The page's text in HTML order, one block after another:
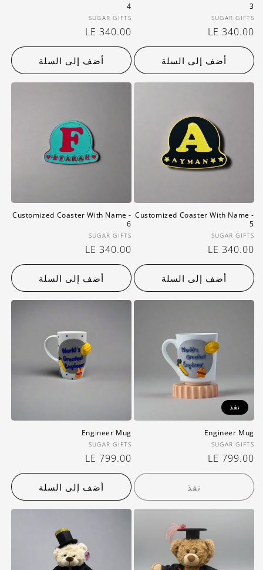
3
بائع:
SUGAR GIFTS
سعر
عادي
LE 340.00
أضف إلى السلة
4
بائع:
SUGAR GIFTS
سعر
عادي
LE 340.00
أضف إلى السلة
Customized Coaster With Name -
5
بائع:
SUGAR GIFTS
سعر
عادي
LE 340.00
أضف إلى السلة
Customized Coaster With Name -
6
بائع:
SUGAR GIFTS
سعر
عادي
LE 340.00
أضف إلى السلة
نفذ
Engineer Mug
بائع:
SUGAR GIFTS
سعر
عادي
LE 799.00
نفذ
Engineer Mug
بائع:
SUGAR GIFTS
سعر
عادي
LE 799.00
أضف إلى السلة